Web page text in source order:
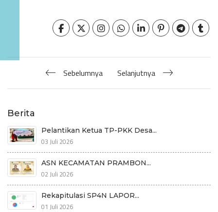
Sebelumnya Selanjutnya
Berita
Pelantikan Ketua TP-PKK Desa...
03 Juli 2026
ASN KECAMATAN PRAMBON...
02 Juli 2026
Rekapitulasi SP4N LAPOR...
01 Juli 2026